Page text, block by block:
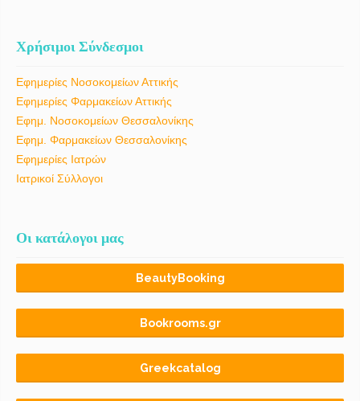
Χρήσιμοι Σύνδεσμοι
Εφημερίες Νοσοκομείων Αττικής
Εφημερίες Φαρμακείων Αττικής
Εφημ. Νοσοκομείων Θεσσαλονίκης
Εφημ. Φαρμακείων Θεσσαλονίκης
Εφημερίες Ιατρών
Ιατρικοί Σύλλογοι
Οι κατάλογοι μας
BeautyBooking
Bookrooms.gr
Greekcatalog